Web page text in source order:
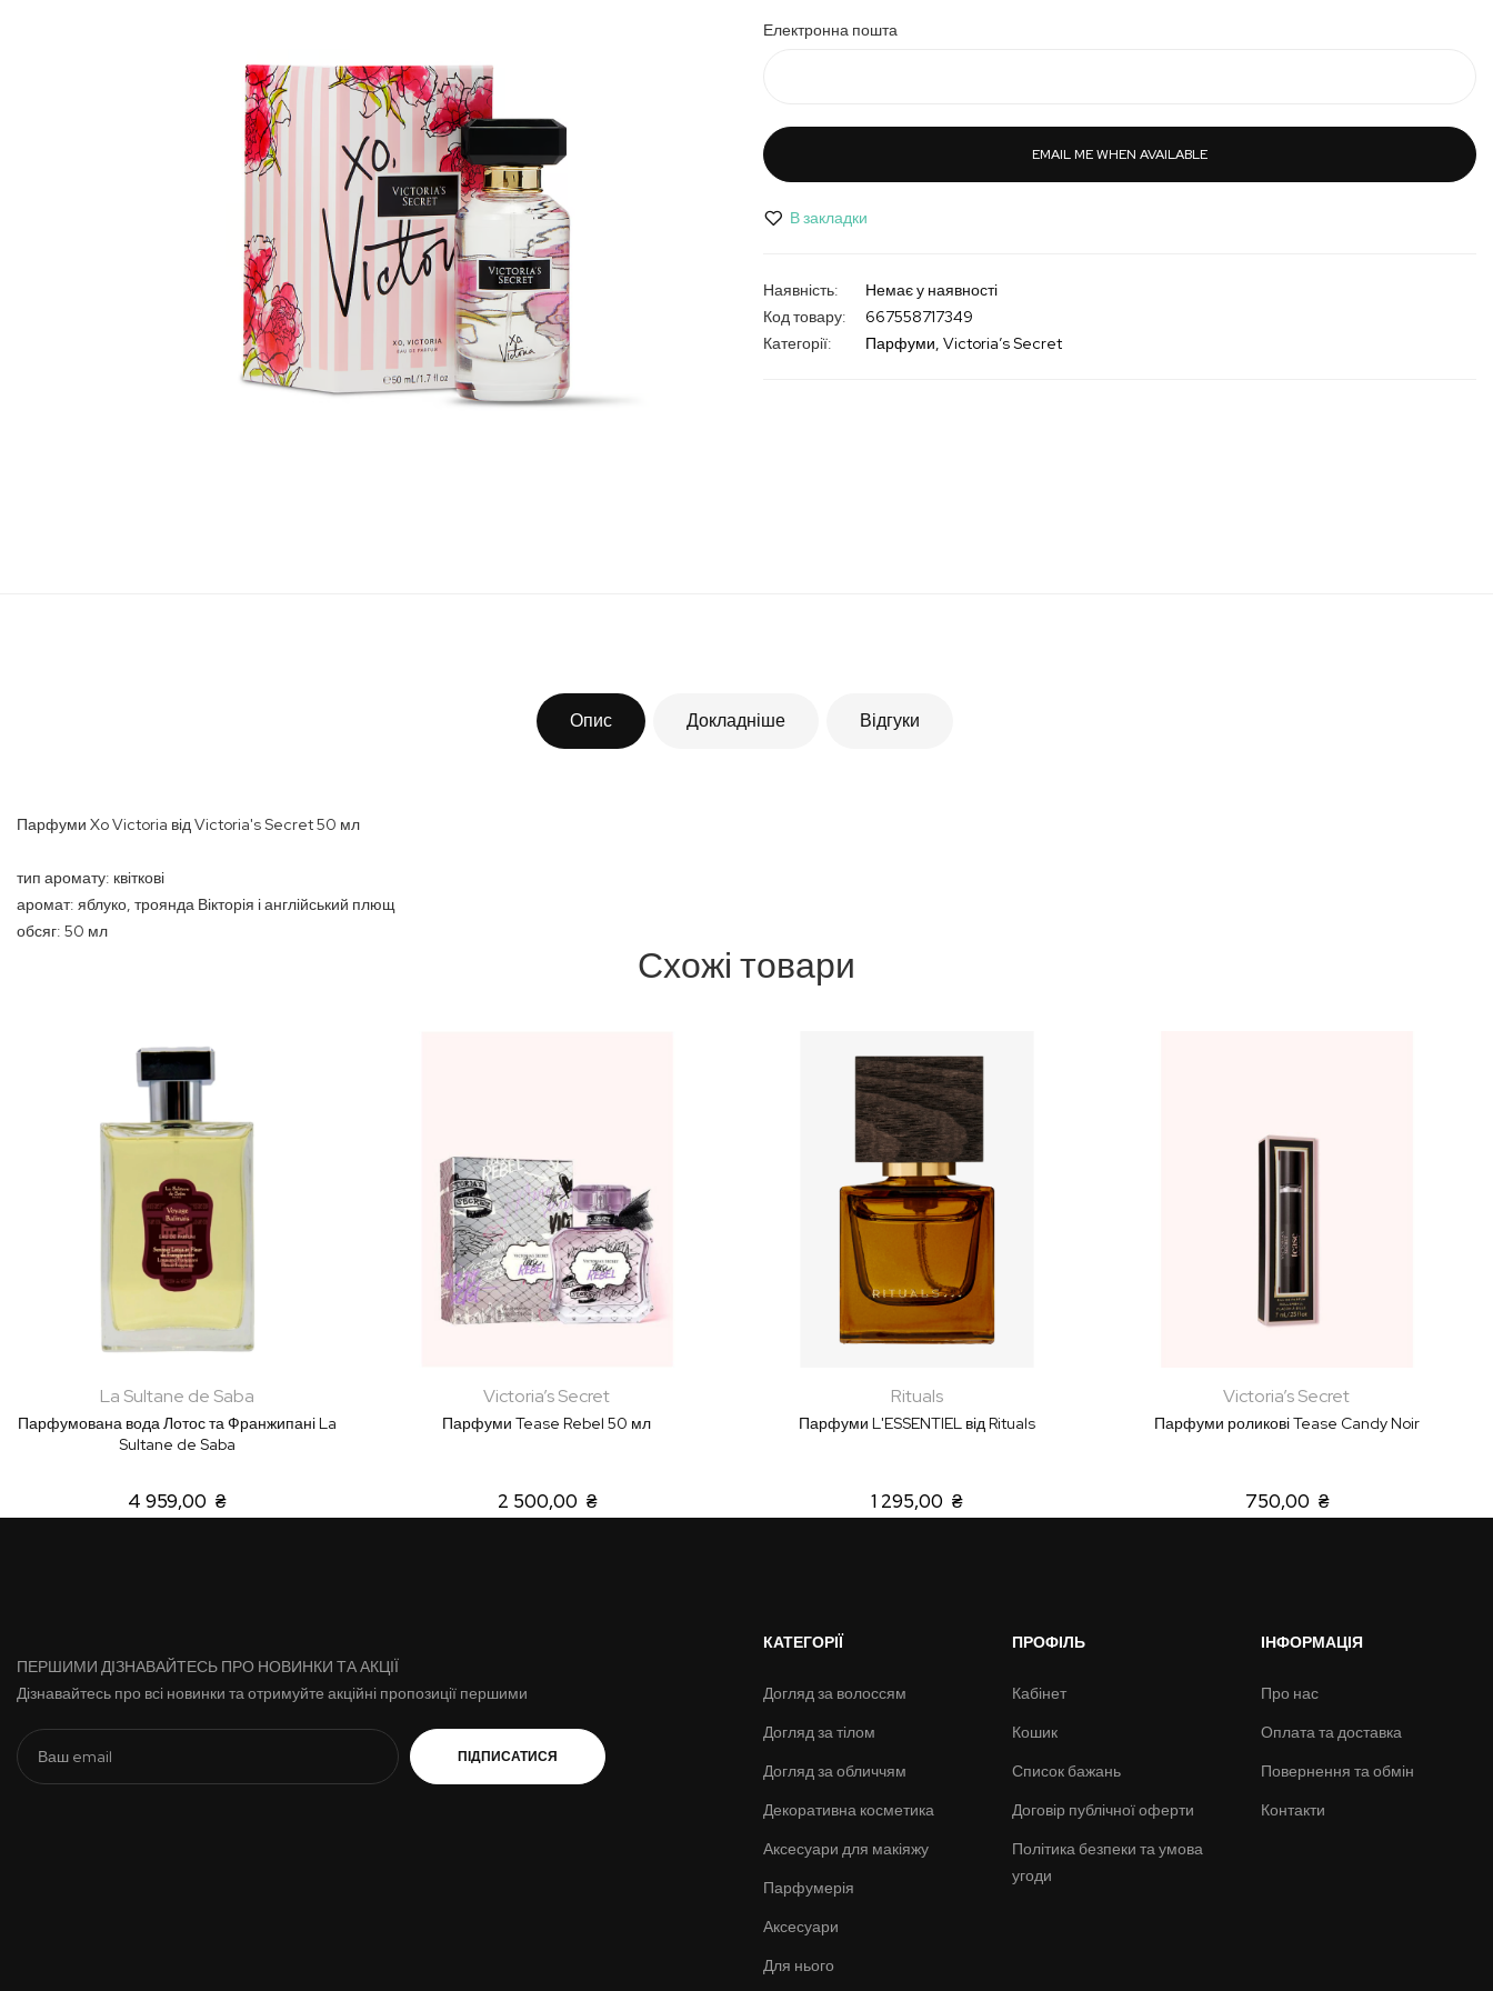
Електронна пошта
EMAIL ME WHEN AVAILABLE
В закладки
Немає у наявності
Код товару
667558717349
Категорії:
Парфуми Victoria’s Secret
Опис
Парфуми Xo Victoria від Victoria's Secret 50 мл
тип аромату: квіткові
аромат: яблуко, троянда Вікторія і англійський плющ
обсяг: 50 мл
Докладніше Відгуки
Схожі товари
La Sultane de Saba
Парфумована вода Лотос та Франжипані La
Sultane de Saba
4 959,00 ₴
Victoria’s Secret
Парфуми Tease Rebel 50 мл
2 500,00 ₴
Rituals
Парфуми L'ESSENTIEL від Rituals
1 295,00 ₴
Victoria’s Secret
Парфуми роликові Tease Candy Noir
750,00 ₴
ПЕРШИМИ ДІЗНАВАЙТЕСЬ ПРО НОВИНКИ ТА АКЦІЇ
Дізнавайтесь про всі новинки та отримуйте акційні пропозиції першими
ПІДПИСАТИСЯ
КАТЕГОРІЇ
Догляд за волоссям
Догляд за тілом
Догляд за обличчям
Декоративна косметика
Аксесуари для макіяжу
Парфумерія
Аксесуари
Для нього
ПРОФІЛЬ
Кабінет
Кошик
Список бажань
Договір публічної оферти
Політика безпеки та умова
угоди
ІНФОРМАЦІЯ
Про нас
Оплата та доставка
Повернення та обмін
Контакти